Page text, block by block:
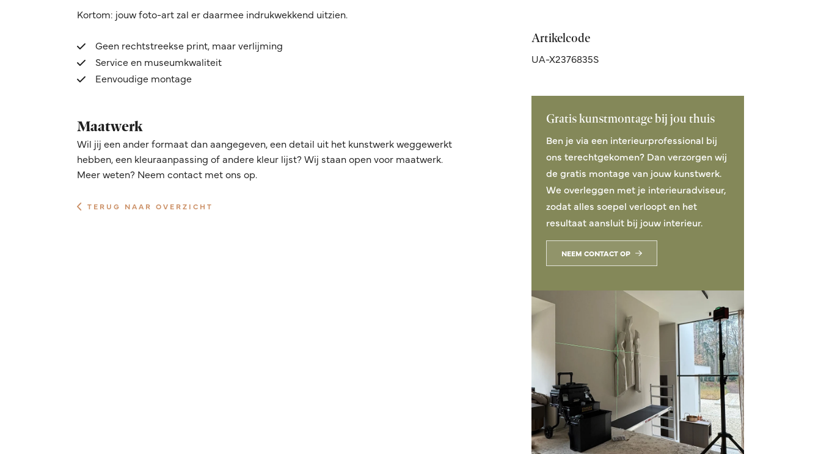
Kortom: jouw foto-art zal er daarmee indrukwekkend uitzien.
Geen rechtstreekse print, maar verlijming
Service en museumkwaliteit
Eenvoudige montage
Maatwerk
Wil jij een ander formaat dan aangegeven, een detail uit het kunstwerk weggewerkt
hebben, een kleuraanpassing of andere kleur lijst? Wij staan open voor maatwerk.
Meer weten? Neem contact met ons op.
TERUG NAAR OVERZICHT
Artikelcode
UA-X2376835S
Gratis kunstmontage bij jou thuis
Ben je via een interieurprofessional bij
ons terechtgekomen? Dan verzorgen wij
de gratis montage van jouw kunstwerk.
We overleggen met je interieuradviseur,
zodat alles soepel verloopt en het
resultaat aansluit bij jouw interieur.
NEEM CONTACT OP